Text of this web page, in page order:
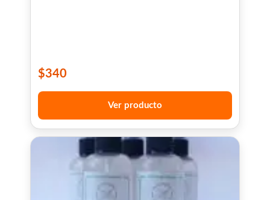
$340
Ver producto